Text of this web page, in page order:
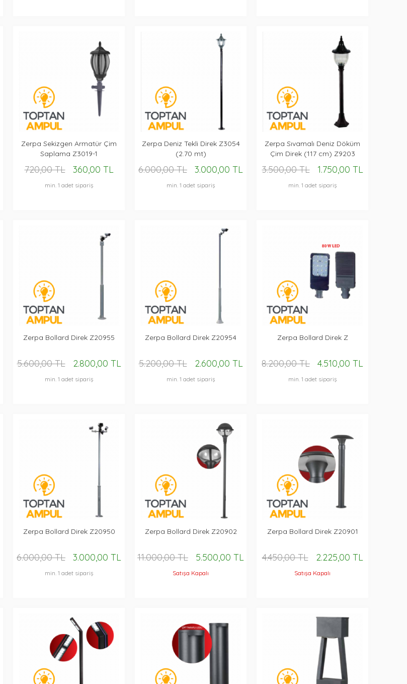
Zerpa Sekizgen Armatür Çim
Saplama Z3019-1
720,00 TL 360,00 TL
min. 1 adet sipariş
Zerpa Deniz Tekli Direk Z3054
(2.70 mt)
6.000,00 TL 3.000,00 TL
min. 1 adet sipariş
Zerpa Sıvamalı Deniz Döküm
Çim Direk (117 cm) Z9203
3.500,00 TL 1.750,00 TL
min. 1 adet sipariş
Zerpa Bollard Direk Z20955
5.600,00 TL 2.800,00 TL
min. 1 adet sipariş
Zerpa Bollard Direk Z20954
5.200,00 TL 2.600,00 TL
min. 1 adet sipariş
Zerpa Bollard Direk Z
8.200,00 TL 4.510,00 TL
min. 1 adet sipariş
Zerpa Bollard Direk Z20950
6.000,00 TL 3.000,00 TL
min. 1 adet sipariş
Zerpa Bollard Direk Z20902
11.000,00 TL 5.500,00 TL
Satışa Kapalı
Zerpa Bollard Direk Z20901
4.450,00 TL 2.225,00 TL
Satışa Kapalı